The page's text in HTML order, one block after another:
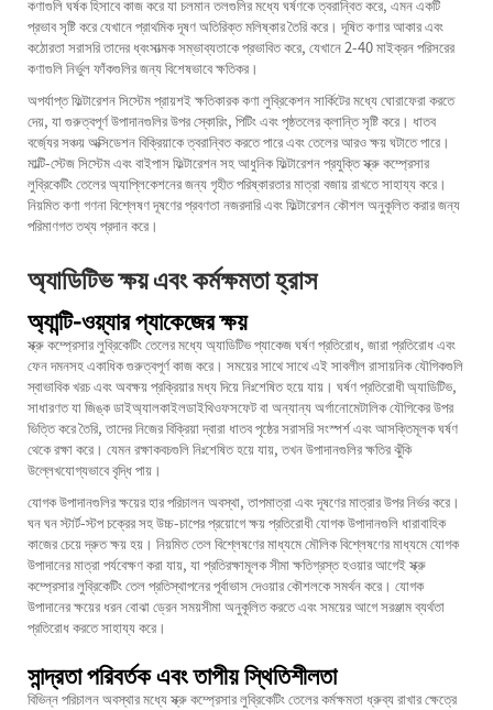
কণাগুলি ঘর্ষক হিসাবে কাজ করে যা চলমান তলগুলির মধ্যে ঘর্ষণকে ত্বরান্বিত করে, এমন একটি
প্রভাব সৃষ্টি করে যেখানে প্রাথমিক দূষণ অতিরিক্ত মলিষ্কার তৈরি করে। দূষিত কণার আকার এবং
কঠোরতা সরাসরি তাদের ধ্বংসাত্মক সম্ভাব্যতাকে প্রভাবিত করে, যেখানে 2-40 মাইক্রন পরিসরের
কণাগুলি নির্ভুল ফাঁকগুলির জন্য বিশেষভাবে ক্ষতিকর।
অপর্যাপ্ত ফিল্টারেশন সিস্টেম প্রায়শই ক্ষতিকারক কণা লুব্রিকেশন সার্কিটের মধ্যে ঘোরাফেরা করতে
দেয়, যা গুরুত্বপূর্ণ উপাদানগুলির উপর স্কোরিং, পিটিং এবং পৃষ্ঠতলের ক্লান্তি সৃষ্টি করে। ধাতব
বর্জ্যের সঞ্চয় অক্সিডেশন বিক্রিয়াকে ত্বরান্বিত করতে পারে এবং তেলের আরও ক্ষয় ঘটাতে পারে।
মাল্টি-স্টেজ সিস্টেম এবং বাইপাস ফিল্টারেশন সহ আধুনিক ফিল্টারেশন প্রযুক্তি স্ক্রু কম্প্রেসার
লুব্রিকেটিং তেলের অ্যাপ্লিকেশনের জন্য গৃহীত পরিষ্কারতার মাত্রা বজায় রাখতে সাহায্য করে।
নিয়মিত কণা গণনা বিশ্লেষণ দূষণের প্রবণতা নজরদারি এবং ফিল্টারেশন কৌশল অনুকূলিত করার জন্য
পরিমাণগত তথ্য প্রদান করে।
অ্যাডিটিভ ক্ষয় এবং কর্মক্ষমতা হ্রাস
অ্যান্টি-ওয়্যার প্যাকেজের ক্ষয়
স্ক্রু কম্প্রেসার লুব্রিকেটিং তেলের মধ্যে অ্যাডিটিভ প্যাকেজ ঘর্ষণ প্রতিরোধ, জারা প্রতিরোধ এবং
ফেন দমনসহ একাধিক গুরুত্বপূর্ণ কাজ করে। সময়ের সাথে সাথে এই সাবলীল রাসায়নিক যৌগিকগুলি
স্বাভাবিক খরচ এবং অবক্ষয় প্রক্রিয়ার মধ্য দিয়ে নিঃশেষিত হয়ে যায়। ঘর্ষণ প্রতিরোধী অ্যাডিটিভ,
সাধারণত যা জিঙ্ক ডাইঅ্যালকাইলডাইথিওফসফেট বা অন্যান্য অর্গানোমেটালিক যৌগিকের উপর
ভিত্তি করে তৈরি, তাদের নিজের বিক্রিয়া দ্বারা ধাতব পৃষ্ঠের সরাসরি সংস্পর্শ এবং আসক্তিমূলক ঘর্ষণ
থেকে রক্ষা করে। যেমন রক্ষাকবচগুলি নিঃশেষিত হয়ে যায়, তখন উপাদানগুলির ক্ষতির ঝুঁকি
উল্লেখযোগ্যভাবে বৃদ্ধি পায়।
যোগক উপাদানগুলির ক্ষয়ের হার পরিচালন অবস্থা, তাপমাত্রা এবং দূষণের মাত্রার উপর নির্ভর করে।
ঘন ঘন স্টার্ট-স্টপ চক্রের সহ উচ্চ-চাপের প্রয়োগে ক্ষয় প্রতিরোধী যোগক উপাদানগুলি ধারাবাহিক
কাজের চেয়ে দ্রুত ক্ষয় হয়। নিয়মিত তেল বিশ্লেষণের মাধ্যমে মৌলিক বিশ্লেষণের মাধ্যমে যোগক
উপাদানের মাত্রা পর্যবেক্ষণ করা যায়, যা প্রতিরক্ষামূলক সীমা ক্ষতিগ্রস্ত হওয়ার আগেই স্ক্রু
কম্প্রেসার লুব্রিকেটিং তেল প্রতিস্থাপনের পূর্বাভাস দেওয়ার কৌশলকে সমর্থন করে। যোগক
উপাদানের ক্ষয়ের ধরন বোঝা ড্রেন সময়সীমা অনুকূলিত করতে এবং সময়ের আগে সরঞ্জাম ব্যর্থতা
প্রতিরোধ করতে সাহায্য করে।
সান্দ্রতা পরিবর্তক এবং তাপীয় স্থিতিশীলতা
বিভিন্ন পরিচালন অবস্থার মধ্যে স্ক্রু কম্প্রেসার লুব্রিকেটিং তেলের কর্মক্ষমতা ধ্রুব্য রাখার ক্ষেত্রে